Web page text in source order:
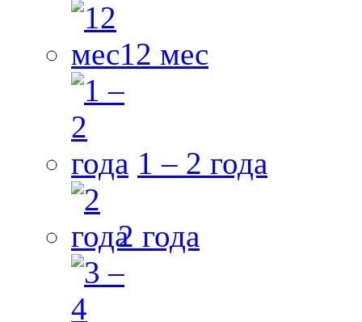
12 мес
1 – 2 года
2 года